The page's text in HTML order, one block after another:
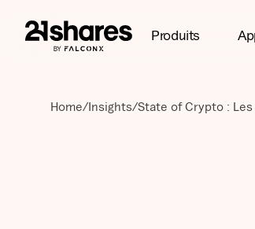
Produits
Home/Insights/State of Crypto :